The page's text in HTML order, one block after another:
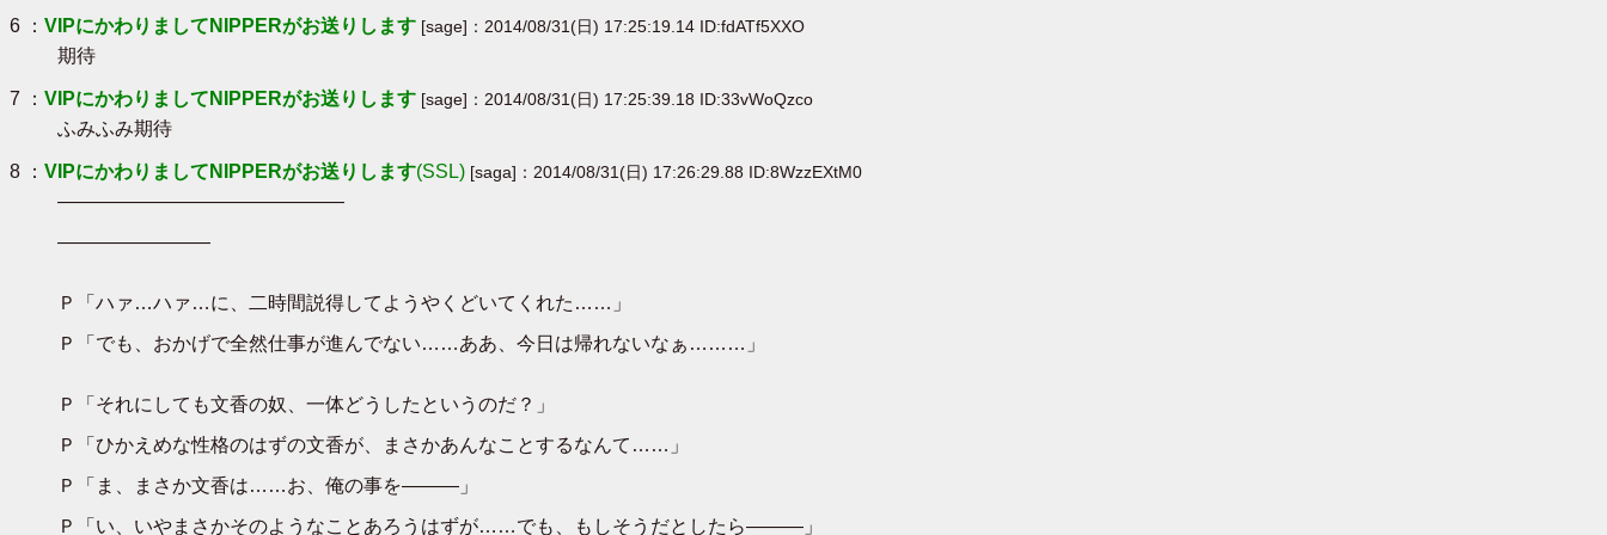
6 ： VIPにかわりましてNIPPERがお送りします [sage]：2014/08/31(日) 17:25:19.14 ID:fdATf5XXO
期待
7 ： VIPにかわりましてNIPPERがお送りします [sage]：2014/08/31(日) 17:25:39.18 ID:33vWoQzco
ふみふみ期待
8 ： VIPにかわりましてNIPPERがお送りします(SSL) [saga]：2014/08/31(日) 17:26:29.88 ID:8WzzEXtM0
―――――――――――――――
――――――――
Ｐ「ハァ…ハァ…に、二時間説得してようやくどいてくれた……」
Ｐ「でも、おかげで全然仕事が進んでない……ああ、今日は帰れないなぁ………」
Ｐ「それにしても文香の奴、一体どうしたというのだ？」
Ｐ「ひかえめな性格のはずの文香が、まさかあんなことするなんて……」
Ｐ「ま、まさか文香は……お、俺の事を―――」
Ｐ「い、いやまさかそのようなことあろうはずが……でも、もしそうだとしたら―――」